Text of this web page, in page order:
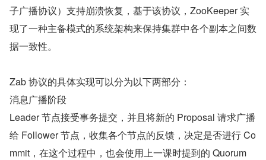
子广播协议）支持崩溃恢复，基于该协议，ZooKeeper 实
现了一种主备模式的系统架构来保持集群中各个副本之间数
据一致性。
Zab 协议的具体实现可以分为以下两部分：
消息广播阶段
Leader 节点接受事务提交，并且将新的 Proposal 请求广播
给 Follower 节点，收集各个节点的反馈，决定是否进行 Co
mmit，在这个过程中，也会使用上一课时提到的 Quorum